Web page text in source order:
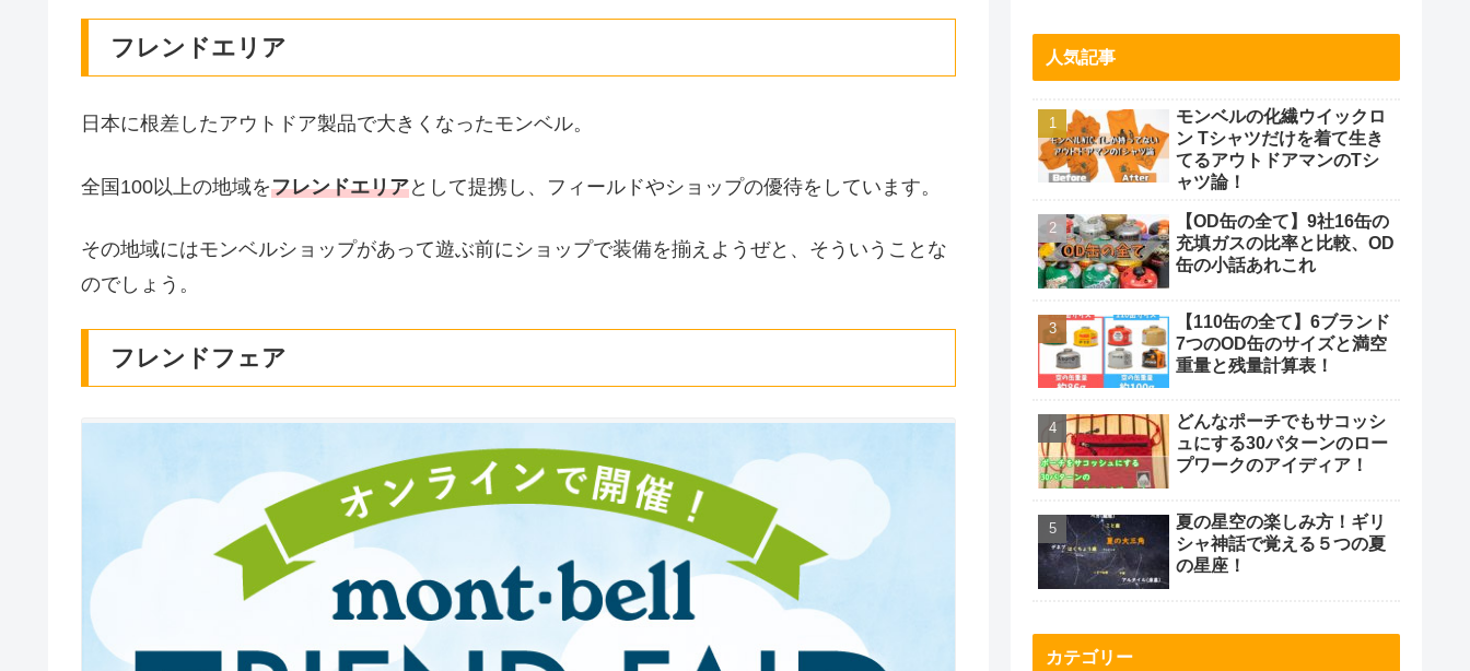
フレンドエリア
日本に根差したアウトドア製品で大きくなったモンベル。
全国100以上の地域をフレンドエリアとして提携し、フィールドやショップの優待をしています。
その地域にはモンベルショップがあって遊ぶ前にショップで装備を揃えようぜと、そういうことな
のでしょう。
フレンドフェア
人気記事
モンベルの化繊ウイックロ
ン Tシャツだけを着て生き
てるアウトドアマンのTシ
ャツ論！
【OD缶の全て】9社16缶の
充填ガスの比率と比較、OD
缶の小話あれこれ
【110缶の全て】6ブランド
7つのOD缶のサイズと満空
重量と残量計算表！
どんなポーチでもサコッシ
ュにする30パターンのロー
プワークのアイディア！
夏の星空の楽しみ方！ギリ
シャ神話で覚える５つの夏
の星座！
カテゴリー